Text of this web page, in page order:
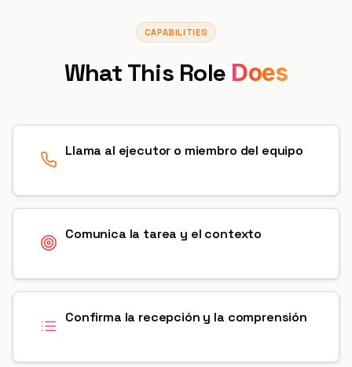
CAPABILITIES
What This Role Does
Llama al ejecutor o miembro del equipo
Comunica la tarea y el contexto
Confirma la recepción y la comprensión